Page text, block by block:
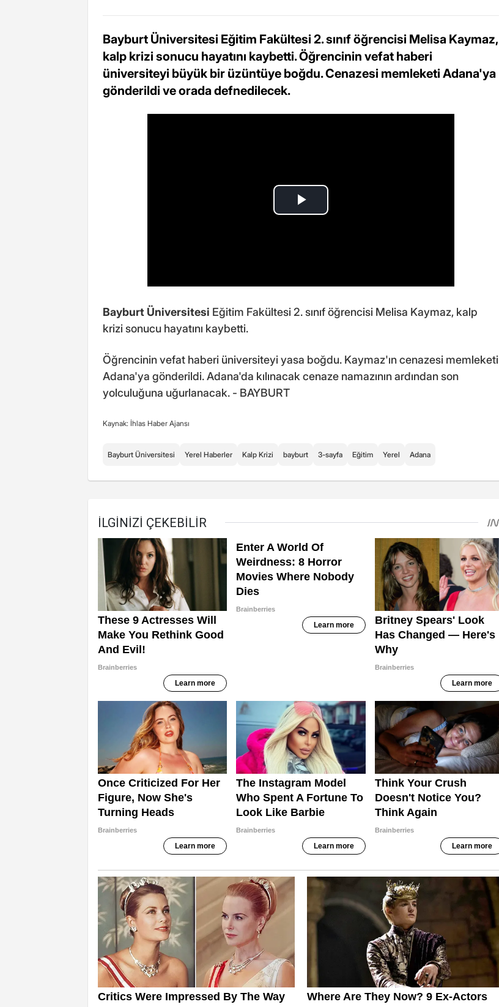
Bayburt Üniversitesi Eğitim Fakültesi 2. sınıf öğrencisi Melisa Kaymaz,
kalp krizi sonucu hayatını kaybetti. Öğrencinin vefat haberi
üniversiteyi büyük bir üzüntüye boğdu. Cenazesi memleketi Adana'ya
gönderildi ve orada defnedilecek.
Bayburt Üniversitesi Eğitim Fakültesi 2. sınıf öğrencisi Melisa Kaymaz, kalp
krizi sonucu hayatını kaybetti.
Öğrencinin vefat haberi üniversiteyi yasa boğdu. Kaymaz'ın cenazesi memleketi
Adana'ya gönderildi. Adana'da kılınacak cenaze namazının ardından son
yolculuğuna uğurlanacak. - BAYBURT
Kaynak: İhlas Haber Ajansı
Bayburt Üniversitesi Yerel Haberler Kalp Krizi bayburt 3-sayfa Eğitim Yerel Adana